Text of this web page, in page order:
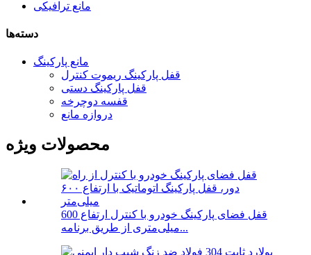
مانع ترافیکی
دسته‌ها
مانع پارکینگ
قفل پارکینگ ریموت کنترل
قفل پارکینگ دستی
قفسه دوچرخه
دروازه مانع
محصولات ویژه
قفل فضای پارکینگ خودرو با کنترل ارتفاع 600
میلی‌متری از طریق برنامه...